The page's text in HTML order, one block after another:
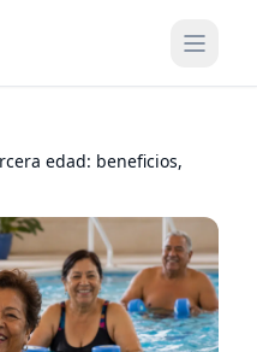
edad: beneficios,